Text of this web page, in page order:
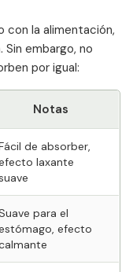
con la alimentación,
embargo, no
por igual:
Notas
de absorber,
laxante
para el
efecto